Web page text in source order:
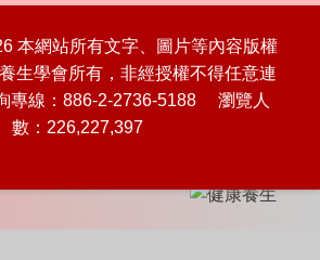
本網站所有文字、圖片等內容版權
生學會所有，非經授權不得任意連
線：886-2-2736-5188 瀏覽人
數：226,227,397